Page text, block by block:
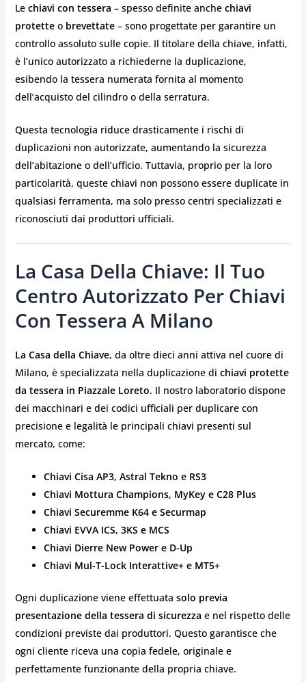
Le chiavi con tessera – spesso definite anche chiavi
protetteo brevettate– sono progettate per garantire un
controllo assoluto sulle copie. Il titolare della chiave, infatti,
è l’unico autorizzato a richiederne la duplicazione,
esibendo la tessera numerata fornita al momento
dell’acquisto del cilindro o della serratura.
Questa tecnologia riduce drasticamente i rischi di
duplicazioni non autorizzate, aumentando la sicurezza
dell’abitazione o dell’ufficio. Tuttavia, proprio per la loro
particolarità, queste chiavi non possono essere duplicate in
qualsiasi ferramenta, ma solo presso centri specializzati e
riconosciuti dai produttori ufficiali.
La Casa Della Chiave: Il Tuo
Centro Autorizzato Per Chiavi
Con Tessera A Milano
La Casa della Chiave, da oltre dieci anni attiva nel cuore di
Milano, è specializzata nella duplicazione di chiavi protette
da tessera in Piazzale Loreto. Il nostro laboratorio dispone
dei macchinari e dei codici ufficiali per duplicare con
precisione e legalità le principali chiavi presenti sul
mercato, come:
Chiavi Cisa AP3, Astral Tekno e RS3
Chiavi Mottura Champions, MyKey e C28 Plus
Chiavi Securemme K64 e Securmap
Chiavi EVVA ICS, 3KS e MCS
Chiavi Dierre New Power e D-Up
Chiavi Mul-T-Lock Interattive+ e MT5+
Ogni duplicazione viene effettuata solo previa
presentazione della tessera di sicurezza e nel rispetto delle
condizioni previste dai produttori. Questo garantisce che
ogni cliente riceva una copia fedele, originale e
perfettamente funzionante della propria chiave.